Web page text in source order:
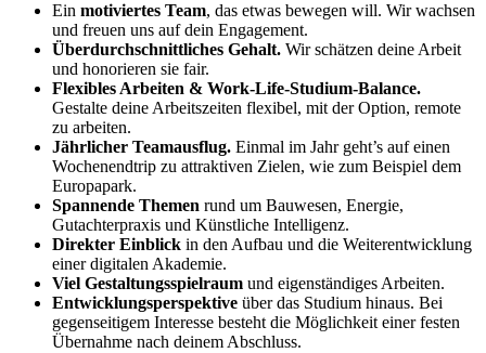
Ein motiviertes Team, das etwas bewegen will. Wir wachsen
und freuen uns auf dein Engagement.
Überdurchschnittliches Gehalt. Wir schätzen deine Arbeit
und honorieren sie fair.
Flexibles Arbeiten & Work-Life-Studium-Balance.
Gestalte deine Arbeitszeiten flexibel, mit der Option, remote
zu arbeiten.
Jährlicher Teamausflug. Einmal im Jahr geht’s auf einen
Wochenendtrip zu attraktiven Zielen, wie zum Beispiel dem
Europapark.
Spannende Themen rund um Bauwesen, Energie,
Gutachterpraxis und Künstliche Intelligenz.
Direkter Einblick in den Aufbau und die Weiterentwicklung
einer digitalen Akademie.
Viel Gestaltungsspielraum und eigenständiges Arbeiten.
Entwicklungsperspektive über das Studium hinaus. Bei
gegenseitigem Interesse besteht die Möglichkeit einer festen
Übernahme nach deinem Abschluss.